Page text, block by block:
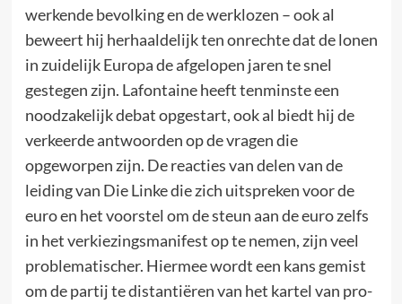
werkende bevolking en de werklozen – ook al
beweert hij herhaaldelijk ten onrechte dat de lonen
in zuidelijk Europa de afgelopen jaren te snel
gestegen zijn. Lafontaine heeft tenminste een
noodzakelijk debat opgestart, ook al biedt hij de
verkeerde antwoorden op de vragen die
opgeworpen zijn. De reacties van delen van de
leiding van Die Linke die zich uitspreken voor de
euro en het voorstel om de steun aan de euro zelfs
in het verkiezingsmanifest op te nemen, zijn veel
problematischer. Hiermee wordt een kans gemist
om de partij te distantiëren van het kartel van pro-